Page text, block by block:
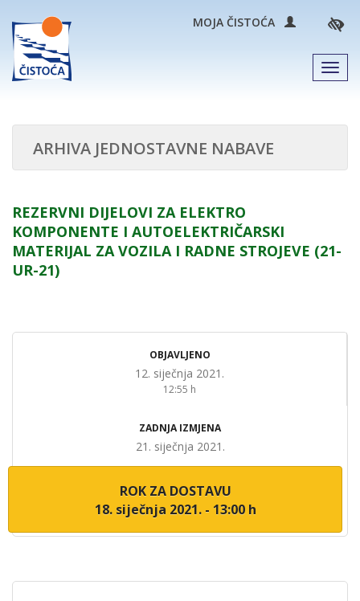
MOJA ČISTOĆA
ARHIVA JEDNOSTAVNE NABAVE
REZERVNI DIJELOVI ZA ELEKTRO
KOMPONENTE I AUTOELEKTRIČARSKI
MATERIJAL ZA VOZILA I RADNE STROJEVE (21-
UR-21)
OBJAVLJENO
12. siječnja 2021.
12:55 h
ZADNJA IZMJENA
21. siječnja 2021.
ROK ZA DOSTAVU
18. siječnja 2021. - 13:00 h